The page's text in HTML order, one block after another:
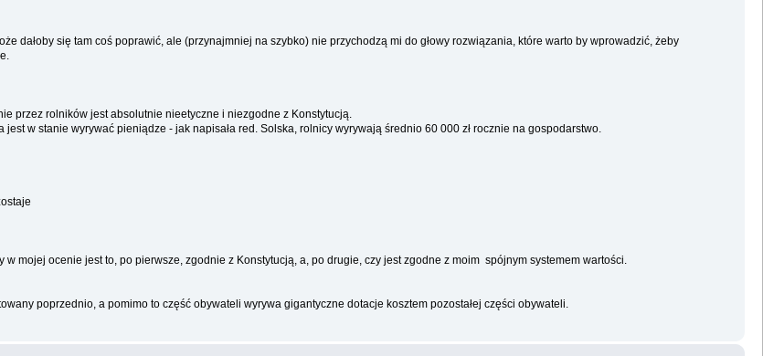
dałoby się tam coś poprawić, ale (przynajmniej na szybko) nie przychodzą mi do głowy rozwiązania, które warto by wprowadzić, żeby
przez rolników jest absolutnie nieetyczne i niezgodne z Konstytucją.
w stanie wyrywać pieniądze - jak napisała red. Solska, rolnicy wyrywają średnio 60 000 zł rocznie na gospodarstwo.
mojej ocenie jest to, po pierwsze, zgodnie z Konstytucją, a, po drugie, czy jest zgodne z moim spójnym systemem wartości.
poprzednio, a pomimo to część obywateli wyrywa gigantyczne dotacje kosztem pozostałej części obywateli.